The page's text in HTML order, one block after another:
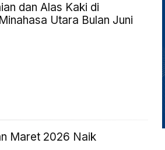
dan Alas Kaki di
Utara Bulan Juni
Maret 2026 Naik